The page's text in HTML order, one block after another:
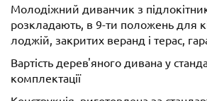
Молодіжний диванчик з
розкладають, в 9-ти положень для
лоджій, закритих веранд і терас,
Вартість дерев'яного дивана у
комплектації